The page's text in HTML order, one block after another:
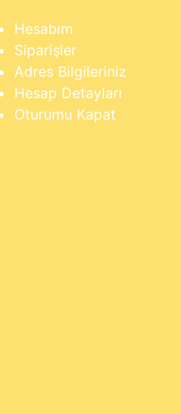
Hesabım
Siparişler
Adres Bilgileriniz
Hesap Detayları
Oturumu Kapat